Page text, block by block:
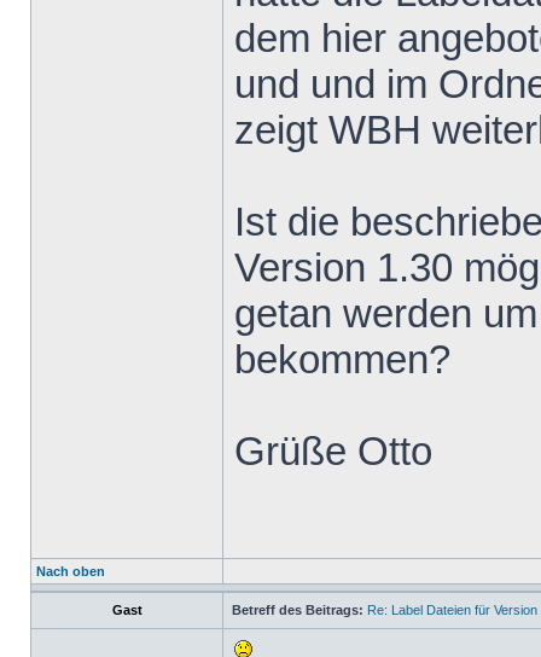
dem hier
und und im
zeigt WBH
Ist die
Version 1.30
getan werden
bekommen?
Grüße Otto
Nach oben
Gast Betreff des Beitrags: Re: Label Dateien für Version